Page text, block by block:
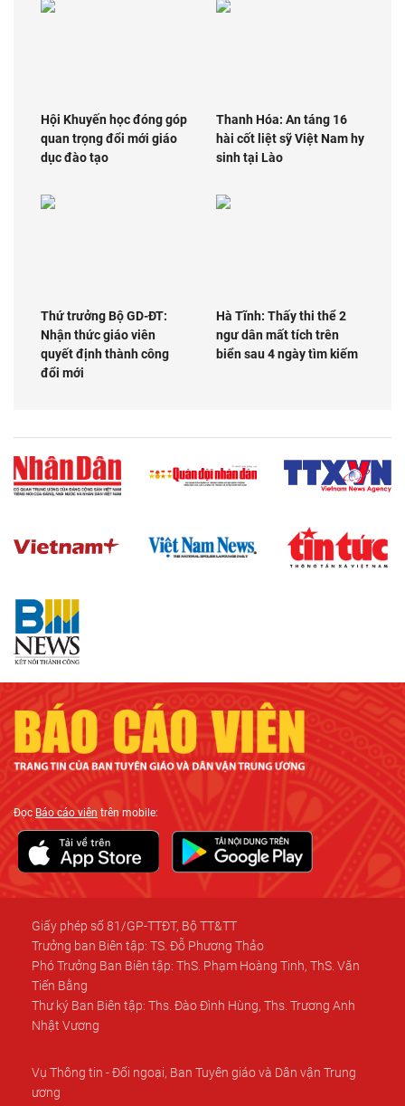
Hội Khuyến học đóng góp
quan trọng đổi mới giáo
dục đào tạo
Thanh Hóa: An táng 16
hài cốt liệt sỹ Việt Nam hy
sinh tại Lào
Thứ trưởng Bộ GD-ĐT:
Nhận thức giáo viên
quyết định thành công
đổi mới
Hà Tĩnh: Thấy thi thể 2
ngư dân mất tích trên
biển sau 4 ngày tìm kiếm
ĐọcBáo cáo viên trên mobile:
Giấy phép số 81/GP-TTĐT, Bộ TT&TT
Trưởng ban Biên tập: TS. Đỗ Phương Thảo
Phó Trưởng Ban Biên tập: ThS. Phạm Hoàng Tinh, ThS. Văn
Tiến Bằng
Thư ký Ban Biên tập: Ths. Đào Đình Hùng, Ths. Trương Anh
Nhật Vương
Vụ Thông tin - Đối ngoại, Ban Tuyên giáo và Dân vận Trung
ương